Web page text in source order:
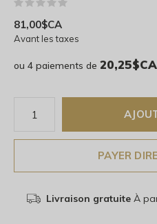
81,00$CA
Avant les taxes
ou 4 paiements de 20,25$CA
PAYER
Livraison gratuiteÀ